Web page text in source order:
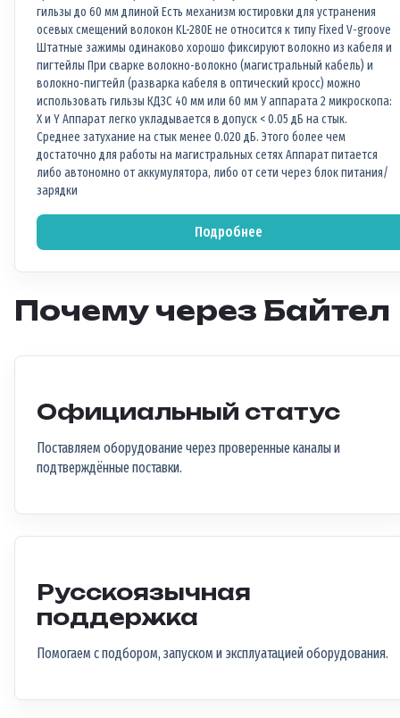
гильзы до 60 мм длиной Есть механизм юстировки для устранения
осевых смещений волокон KL-280E не относится к типу Fixed V-groove
Штатные зажимы одинаково хорошо фиксируют волокно из кабеля и
пигтейлы При сварке волокно-волокно (магистральный кабель) и
волокно-пигтейл (разварка кабеля в оптический кросс) можно
использовать гильзы КДЗС 40 мм или 60 мм У аппарата 2 микроскопа:
X и Y Аппарат легко укладывается в допуск < 0.05 дБ на стык.
Среднее затухание на стык менее 0.020 дБ. Этого более чем
достаточно для работы на магистральных сетях Аппарат питается
либо автономно от аккумулятора, либо от сети через блок питания/
зарядки
Подробнее
Почему через Байтел
Официальный статус
Поставляем оборудование через проверенные каналы и
подтверждённые поставки.
Русскоязычная
поддержка
Помогаем с подбором, запуском и эксплуатацией оборудования.